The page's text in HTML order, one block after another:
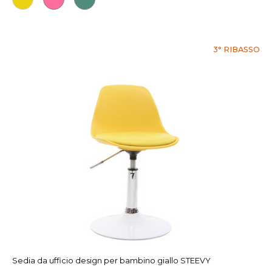
3° RIBASSO
Sedia da ufficio design per bambino giallo STEEVY